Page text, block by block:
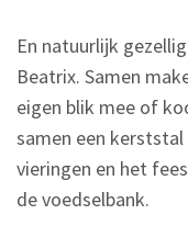
En natuurlijk
Beatrix. Samen
eigen blik mee of
samen een kerststal
vieringen en het
de voedselbank.